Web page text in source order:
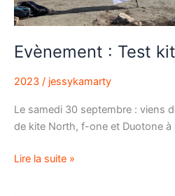
Evènement : Test
2023 / jessykamarty
Le samedi 30 septembre : viens
de kite North, f-one et Duotone à
Lire la suite »